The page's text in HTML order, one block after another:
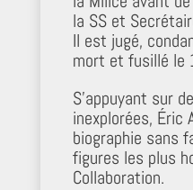
la SS et
Il est jugé,
mort et fusillé le
S’appuyant sur
inexplorées, Éric
biographie sans
figures les plus
Collaboration.